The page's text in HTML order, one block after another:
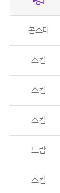
몬스터
스킬
스킬
스킬
드랍
스킬